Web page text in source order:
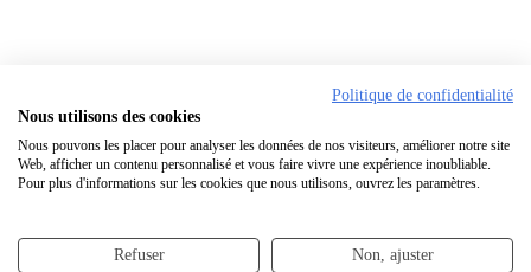
Politique de confidentialité
Nous utilisons des cookies
Nous pouvons les placer pour analyser les données de nos visiteurs, améliorer notre site
Web, afficher un contenu personnalisé et vous faire vivre une expérience inoubliable.
Pour plus d'informations sur les cookies que nous utilisons, ouvrez les paramètres.
Refuser Non, ajuster